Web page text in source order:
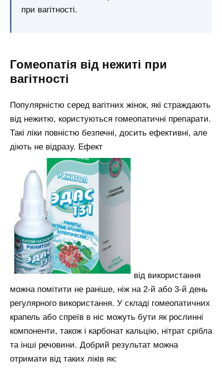
при вагітності.
Гомеопатія від нежиті при
вагітності
Популярністю серед вагітних жінок, які страждають
від нежитю, користуються гомеопатичні препарати.
Такі ліки повністю безпечні, досить ефективні, але
діють не відразу. Ефект
від використання
можна помітити не раніше, ніж на 2-й або 3-й день
регулярного використання. У складі гомеопатичних
крапель або спреїв в ніс можуть бути як рослинні
компоненти, також і карбонат кальцію, нітрат срібла
та інші речовини. Добрий результат можна
отримати від таких ліків як: